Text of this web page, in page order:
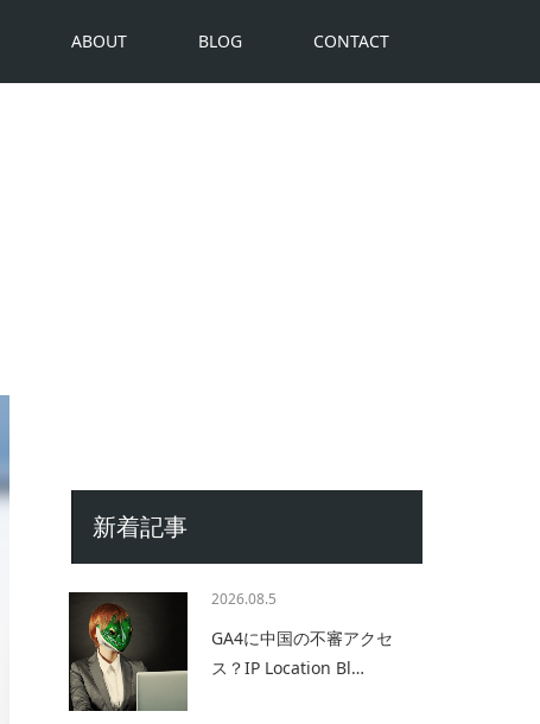
ABOUT BLOG CONTACT
新着記事
2026.08.5
GA4に中国の不審アクセ
ス？IP Location Bl…